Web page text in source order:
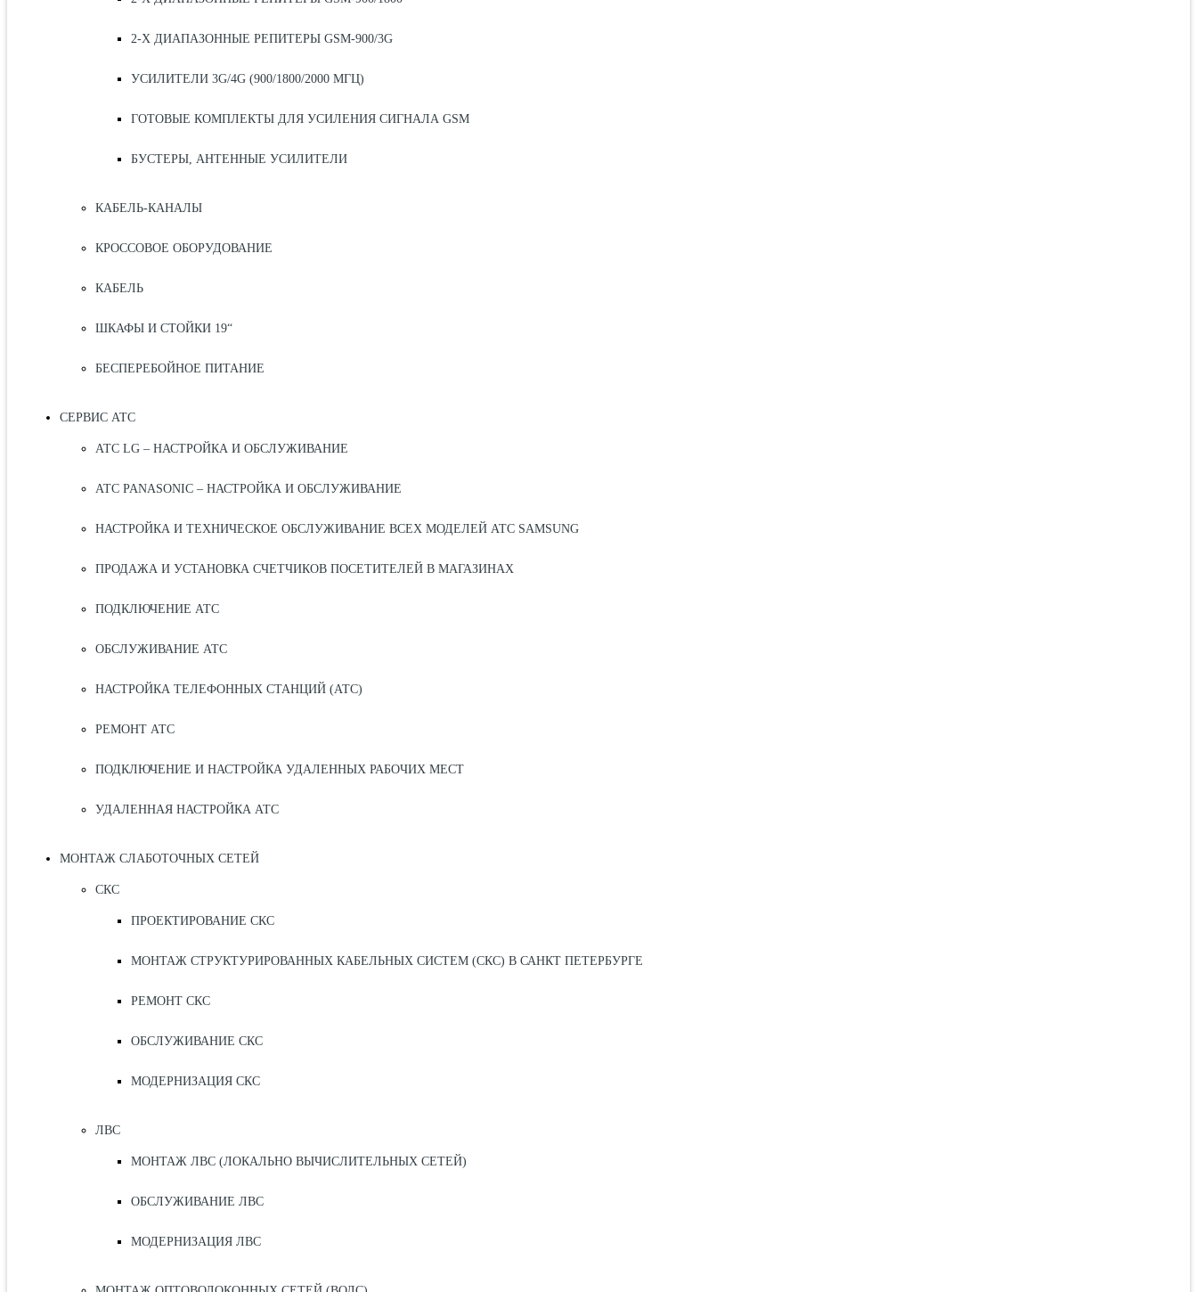
2-Х ДИАПАЗОННЫЕ РЕПИТЕРЫ GSM-900/3G
УСИЛИТЕЛИ 3G/4G (900/1800/2000 МГЦ)
ГОТОВЫЕ КОМПЛЕКТЫ ДЛЯ УСИЛЕНИЯ СИГНАЛА GSM
БУСТЕРЫ, АНТЕННЫЕ УСИЛИТЕЛИ
КАБЕЛЬ-КАНАЛЫ
КРОССОВОЕ ОБОРУДОВАНИЕ
КАБЕЛЬ
ШКАФЫ И СТОЙКИ 19“
БЕСПЕРЕБОЙНОЕ ПИТАНИЕ
СЕРВИС АТС
АТС LG – НАСТРОЙКА И ОБСЛУЖИВАНИЕ
АТС PANASONIC – НАСТРОЙКА И ОБСЛУЖИВАНИЕ
НАСТРОЙКА И ТЕХНИЧЕСКОЕ ОБСЛУЖИВАНИЕ ВСЕХ МОДЕЛЕЙ АТС SAMSUNG
ПРОДАЖА И УСТАНОВКА СЧЕТЧИКОВ ПОСЕТИТЕЛЕЙ В МАГАЗИНАХ
ПОДКЛЮЧЕНИЕ АТС
ОБСЛУЖИВАНИЕ АТС
НАСТРОЙКА ТЕЛЕФОННЫХ СТАНЦИЙ (АТС)
РЕМОНТ АТС
ПОДКЛЮЧЕНИЕ И НАСТРОЙКА УДАЛЕННЫХ РАБОЧИХ МЕСТ
УДАЛЕННАЯ НАСТРОЙКА АТС
МОНТАЖ СЛАБОТОЧНЫХ СЕТЕЙ
СКС
ПРОЕКТИРОВАНИЕ СКС
МОНТАЖ СТРУКТУРИРОВАННЫХ КАБЕЛЬНЫХ СИСТЕМ (СКС) В САНКТ ПЕТЕРБУРГЕ
РЕМОНТ СКС
ОБСЛУЖИВАНИЕ СКС
МОДЕРНИЗАЦИЯ СКС
ЛВС
МОНТАЖ ЛВС (ЛОКАЛЬНО ВЫЧИСЛИТЕЛЬНЫХ СЕТЕЙ)
ОБСЛУЖИВАНИЕ ЛВС
МОДЕРНИЗАЦИЯ ЛВС